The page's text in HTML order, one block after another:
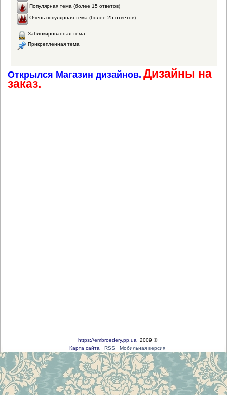
Популярная тема (более 15 ответов)
Очень популярная тема (более 25 ответов)
Заблокированная тема
Прикрепленная тема
Открылся Магазин дизайнов. Дизайны на
заказ.
https://embroedery.pp.ua 2009 ©
Карта сайта
RSS Мобильная версия